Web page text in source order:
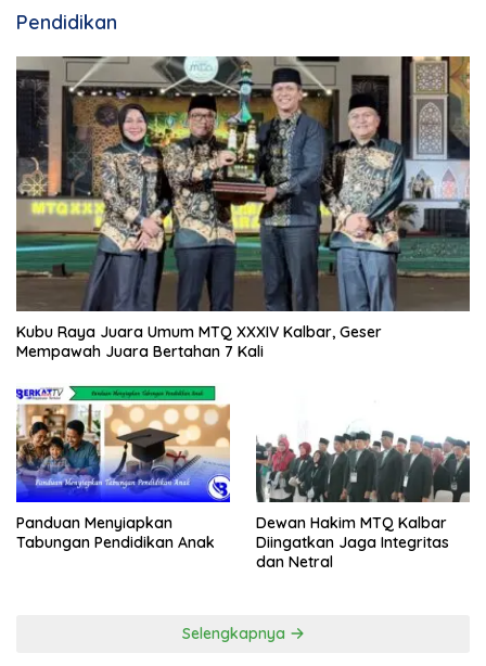
Pendidikan
Kubu Raya Juara Umum MTQ XXXIV Kalbar, Geser
Mempawah Juara Bertahan 7 Kali
Panduan Menyiapkan
Tabungan Pendidikan Anak
Dewan Hakim MTQ Kalbar
Diingatkan Jaga Integritas
dan Netral
Selengkapnya